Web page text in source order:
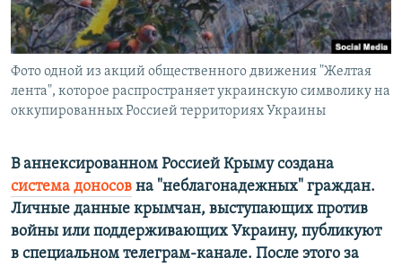
УКРАИНСКАЯ ПРОБЛЕМА КРЫМА
Все сайты RFE/RL
Фото одной из акций общественного движения "Желтая
лента", которое распространяет украинскую символику на
оккупированных Россией территориях Украины
В аннексированном Россией Крыму создана
система доносов на "неблагонадежных" граждан.
Личные данные крымчан, выступающих против
войны или поддерживающих Украину, публикуют
в специальном телеграм-канале. После этого за